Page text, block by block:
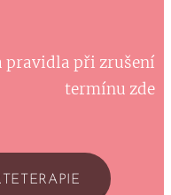
pravidla při zrušení
termínu zde